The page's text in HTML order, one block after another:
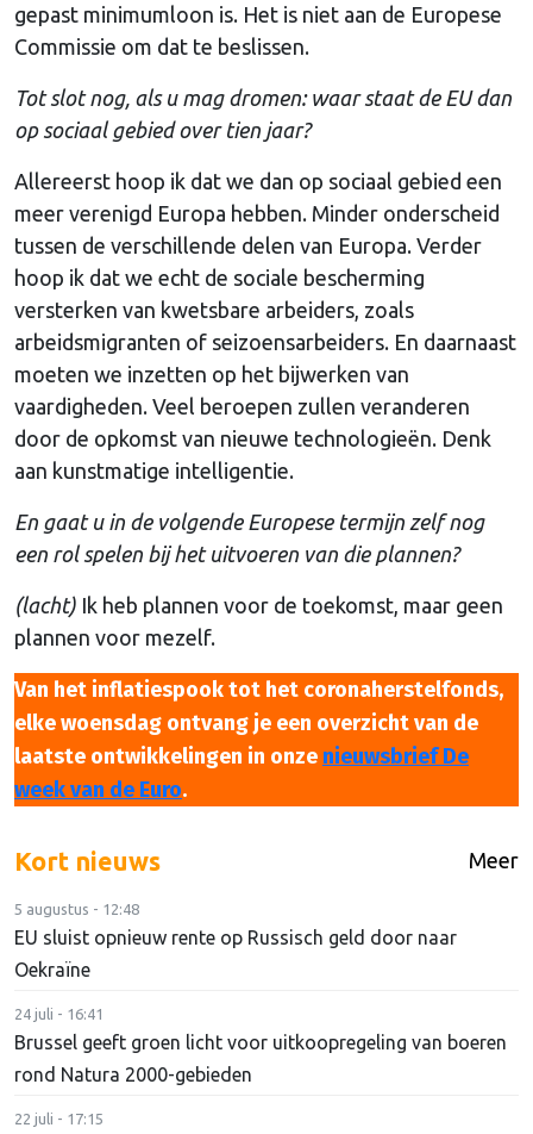
gepast minimumloon is. Het is niet aan de Europese
Commissie om dat te beslissen.
Tot slot nog, als u mag dromen: waar staat de EU dan
op sociaal gebied over tien jaar?
Allereerst hoop ik dat we dan op sociaal gebied een
meer verenigd Europa hebben. Minder onderscheid
tussen de verschillende delen van Europa. Verder
hoop ik dat we echt de sociale bescherming
versterken van kwetsbare arbeiders, zoals
arbeidsmigranten of seizoensarbeiders. En daarnaast
moeten we inzetten op het bijwerken van
vaardigheden. Veel beroepen zullen veranderen
door de opkomst van nieuwe technologieën. Denk
aan kunstmatige intelligentie.
En gaat u in de volgende Europese termijn zelf nog
een rol spelen bij het uitvoeren van die plannen?
(lacht) Ik heb plannen voor de toekomst, maar geen
plannen voor mezelf.
Van het inflatiespook tot het coronaherstelfonds,
elke woensdag ontvang je een overzicht van de
laatste ontwikkelingen in onze nieuwsbrief De
week van de Euro.
Kort nieuws Meer
5 augustus - 12:48
EU sluist opnieuw rente op Russisch geld door naar
Oekraïne
24 juli - 16:41
Brussel geeft groen licht voor uitkoopregeling van boeren
rond Natura 2000-gebieden
22 juli - 17:15